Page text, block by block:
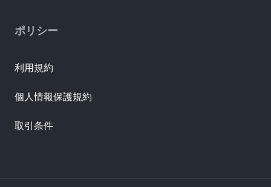
ポリシー
利用規約
個人情報保護規約
取引条件